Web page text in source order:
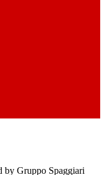
by Gruppo Spaggiari